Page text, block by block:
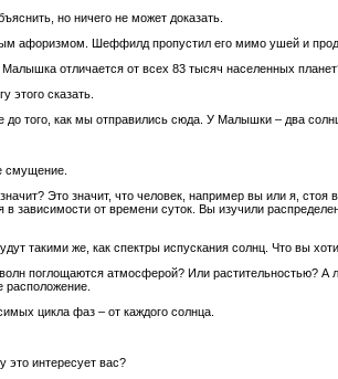
но ничего не может доказать.
афоризмом. Шеффилд пропустил его мимо ушей и
отличается от всех 83 тысяч населенных
сказать.
того, как мы отправились сюда. У Малышки – два
смущение.
Это значит, что человек, например вы или я, стоя
зависимости от времени суток. Вы изучили
такими же, как спектры испускания солнц. Что вы
поглощаются атмосферой? Или растительностью?
расположение.
цикла фаз – от каждого солнца.
это интересует вас?